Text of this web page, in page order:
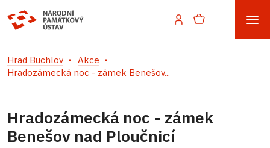
Hrad Buchlov
Akce
Hradozámecká noc - zámek Benešov...
Hradozámecká noc - zámek
Benešov nad Ploučnicí